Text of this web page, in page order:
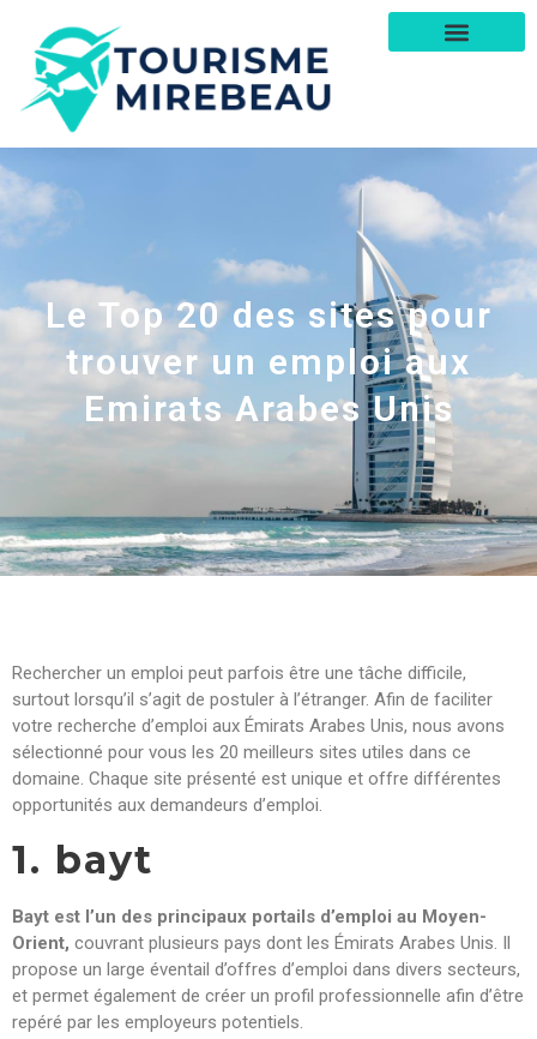
Le Top 20 des sites pour
trouver un emploi aux
Emirats Arabes Unis
Rechercher un emploi peut parfois être une tâche difficile,
surtout lorsqu’il s’agit de postuler à l’étranger. Afin de faciliter
votre recherche d’emploi aux Émirats Arabes Unis, nous avons
sélectionné pour vous les 20 meilleurs sites utiles dans ce
domaine. Chaque site présenté est unique et offre différentes
opportunités aux demandeurs d’emploi.
1. bayt
Bayt est l’un des principaux portails d’emploi au Moyen-
Orient, couvrant plusieurs pays dont les Émirats Arabes Unis. Il
propose un large éventail d’offres d’emploi dans divers secteurs,
et permet également de créer un profil professionnelle afin d’être
repéré par les employeurs potentiels.